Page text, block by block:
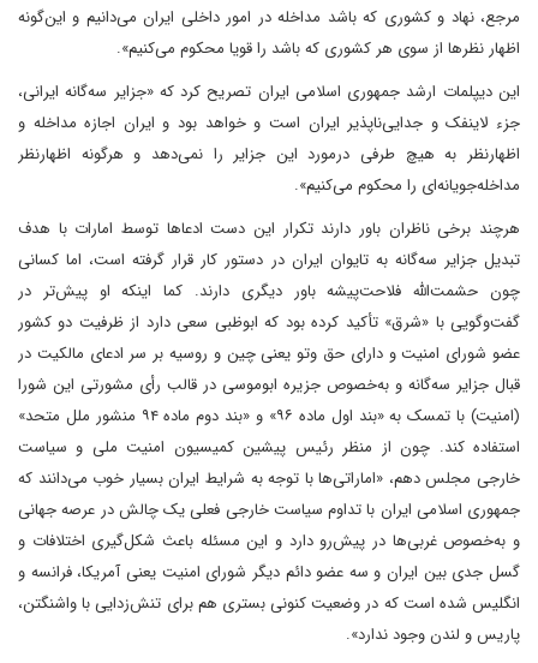
مرجع، نهاد و کشوری که باشد مداخله در امور داخلی ایران می‌دانیم و این‌گونه
اظهار نظرها از سوی هر کشوری که باشد را قویا محکوم می‌کنیم».
این دیپلمات ارشد جمهوری اسلامی ایران تصریح کرد که «جزایر سه‌گانه ایرانی،
جزء لاینفک و جدایی‌ناپذیر ایران است و خواهد بود و ایران اجازه مداخله و
اظهارنظر به هیچ طرفی درمورد این جزایر را نمی‌دهد و هرگونه اظهارنظر
مداخله‌جویانه‌ای را محکوم می‌کنیم».
هرچند برخی ناظران باور دارند تکرار این دست ادعاها توسط امارات با هدف
تبدیل جزایر سه‌گانه به تایوان ایران در دستور کار قرار گرفته است، اما کسانی
چون حشمت‌الله فلاحت‌پیشه باور دیگری دارند. کما اینکه او پیش‌تر در
گفت‌وگویی با «شرق» تأکید کرده بود که ابوظبی سعی دارد از ظرفیت دو کشور
عضو شورای امنیت و دارای حق وتو یعنی چین و روسیه بر سر ادعای مالکیت در
قبال جزایر سه‌گانه و به‌خصوص جزیره ابوموسی در قالب رأی مشورتی این شورا
(امنیت) با تمسک به «بند اول ماده ۹۶» و «بند دوم ماده ۹۴ منشور ملل متحد»
استفاده کند. چون از منظر رئیس پیشین کمیسیون امنیت ملی و سیاست
خارجی مجلس دهم، «اماراتی‌ها با توجه به شرایط ایران بسیار خوب می‌دانند که
جمهوری اسلامی ایران با تداوم سیاست خارجی فعلی یک چالش در عرصه جهانی
و به‌خصوص غربی‌ها در پیش‌رو دارد و این مسئله باعث شکل‌گیری اختلافات و
گسل جدی بین ایران و سه عضو دائم دیگر شورای امنیت یعنی آمریکا، فرانسه و
انگلیس شده است که در وضعیت کنونی بستری هم برای تنش‌زدایی با واشنگتن،
پاریس و لندن وجود ندارد».